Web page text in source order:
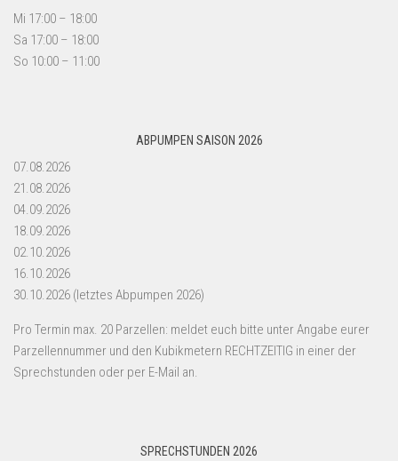
Mi 17:00 – 18:00
Sa 17:00 – 18:00
So 10:00 – 11:00
ABPUMPEN SAISON 2026
07.08.2026
21.08.2026
04.09.2026
18.09.2026
02.10.2026
16.10.2026
30.10.2026 (letztes Abpumpen 2026)
Pro Termin max. 20 Parzellen: meldet euch bitte unter Angabe eurer
Parzellennummer und den Kubikmetern RECHTZEITIG in einer der
Sprechstunden oder per E-Mail an.
SPRECHSTUNDEN 2026